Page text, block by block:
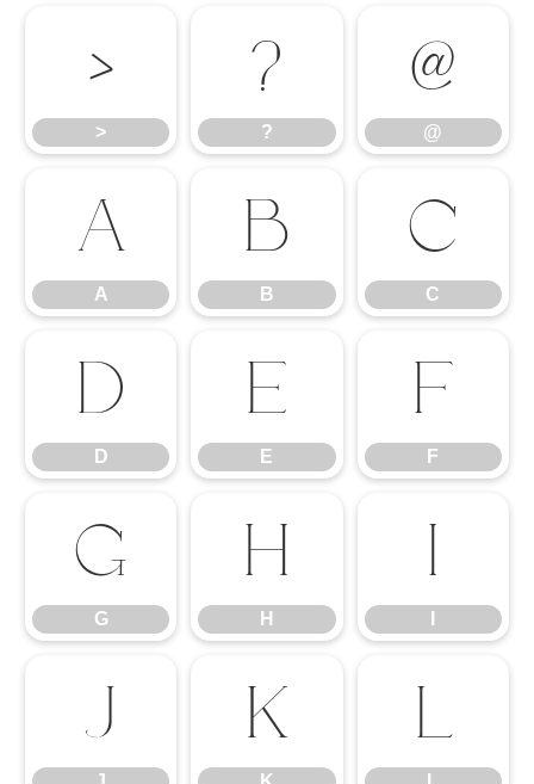
>
>
?
?
@
@
A
A
B
B
C
C
D
D
E
E
F
F
G
G
H
H
I
J K L